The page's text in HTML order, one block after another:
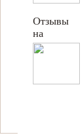
Отзывы
на